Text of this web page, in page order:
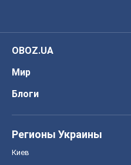
OBOZ.UA
Мир
Блоги
Регионы Украины
Киев